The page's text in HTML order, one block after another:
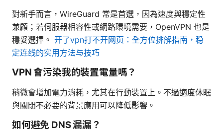
對新手而言，WireGuard 常是首選，因為速度與穩定性
兼顧；若伺服器相容性或網路環境需要，OpenVPN 也是
穩妥選擇。 开了vpn打不开网页：全方位排解指南，稳
定连线的实用方法与技巧
VPN 會污染我的裝置電量嗎？
稍微會增加電力消耗，尤其在行動裝置上。不過適度休眠
與關閉不必要的背景應用可以降低影響。
如何避免 DNS 漏漏？